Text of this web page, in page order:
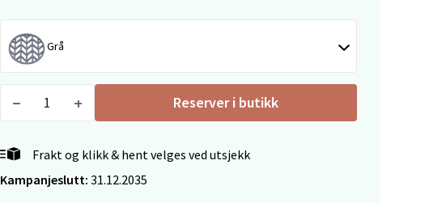
Grå
Reserver i butikk
Frakt og klikk & hent velges ved utsjekk
Kampanjeslutt: 31.12.2035